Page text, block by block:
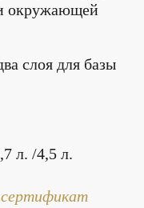
окружающей
слоя для базы
л. /4,5 л.